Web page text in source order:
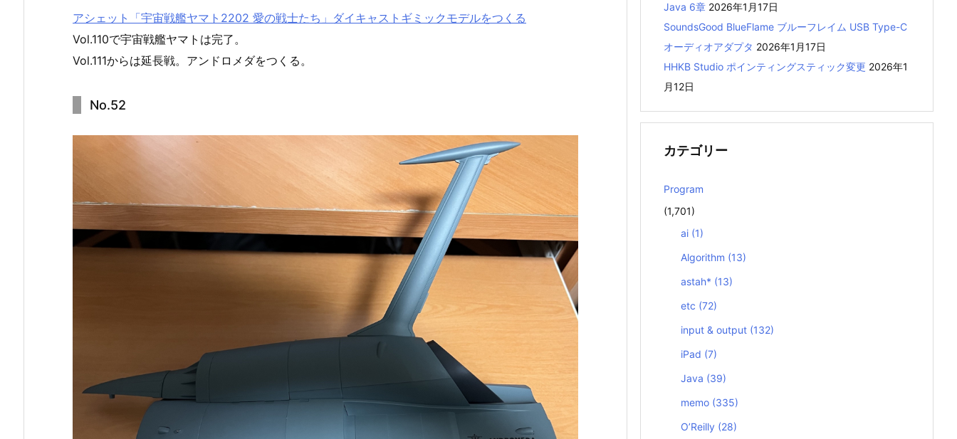
アシェット「宇宙戦艦ヤマト2202 愛の戦士たち」ダイキャストギミックモデルをつくる
Vol.110で宇宙戦艦ヤマトは完了。
Vol.111からは延長戦。アンドロメダをつくる。
No.52
Java 6章 2026年1月17日
SoundsGood BlueFlame ブルーフレイム USB Type-C
オーディオアダプタ 2026年1月17日
HHKB Studio ポインティングスティック変更 2026年1
月12日
カテゴリー
Program
(1,701)
ai (1)
Algorithm (13)
astah* (13)
etc (72)
input & output (132)
iPad (7)
Java (39)
memo (335)
O’Reilly (28)